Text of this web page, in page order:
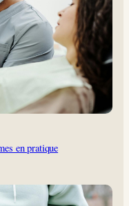
en pratique